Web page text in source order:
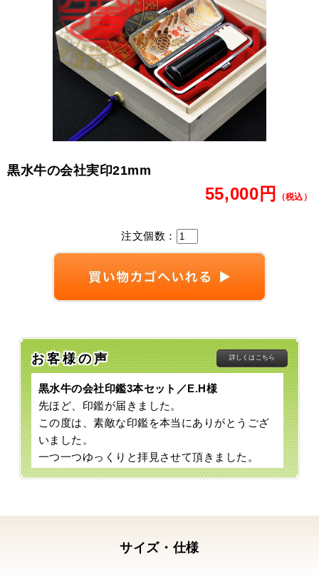
黒水牛の会社実印21mm
55,000円 （税込）
注文個数：
お客様の声 詳しくはこちら
黒水牛の会社印鑑3本セット／E.H様
先ほど、印鑑が届きました。
この度は、素敵な印鑑を本当にありがとうござ
いました。
一つ一つゆっくりと拝見させて頂きました。
保証書、鑑定書、印鑑・・・すべて素晴らしい
し検討しました。サイズ・仕様